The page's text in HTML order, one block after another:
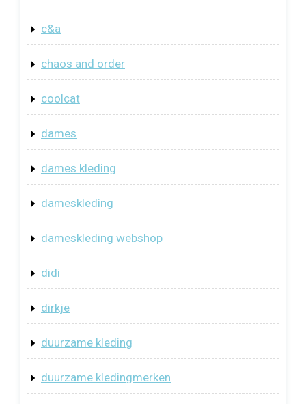
c&a
chaos and order
coolcat
dames
dames kleding
dameskleding
dameskleding webshop
didi
dirkje
duurzame kleding
duurzame kledingmerken